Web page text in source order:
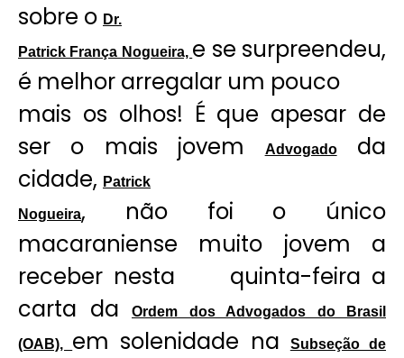
sobre o Dr.
Patrick França Nogueira, e se surpreendeu,
é melhor arregalar um pouco
mais os olhos! É que apesar de
ser o mais jovem
Advogadoda
cidade, Patrick
Nogueira, não foi o único
macaraniense muito jovem a
receber nesta quinta-feira a
carta da
Ordem dos Advogados do Brasil
(OAB), em solenidade na Subseção de